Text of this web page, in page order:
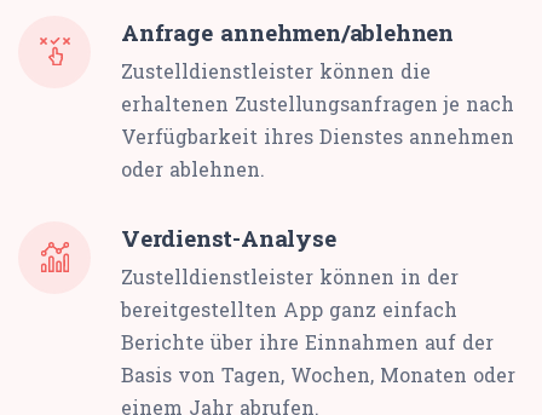
Anfrage annehmen/ablehnen
Zustelldienstleister können die
erhaltenen Zustellungsanfragen je nach
Verfügbarkeit ihres Dienstes annehmen
oder ablehnen.
Verdienst-Analyse
Zustelldienstleister können in der
bereitgestellten App ganz einfach
Berichte über ihre Einnahmen auf der
Basis von Tagen, Wochen, Monaten oder
einem Jahr abrufen.